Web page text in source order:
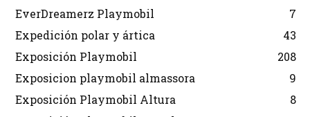
EverDreamerz Playmobil
7
Expedición polar y ártica
43
Exposición Playmobil
208
Exposicion playmobil almassora
9
Exposición Playmobil Altura
8